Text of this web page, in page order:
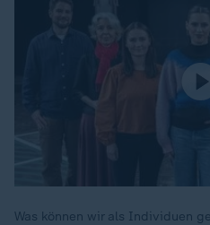
Was können wir als Individuen